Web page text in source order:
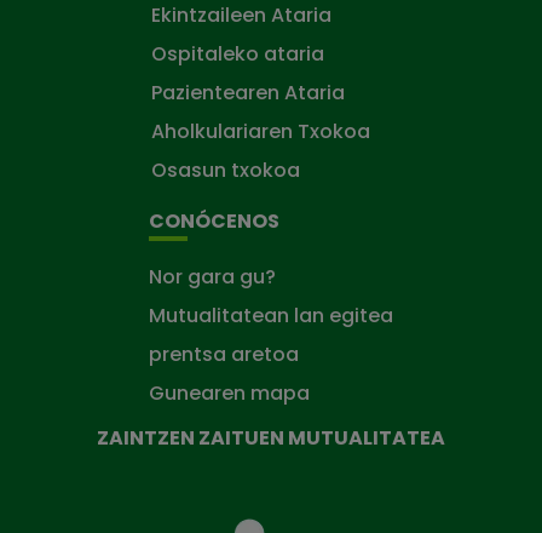
Ekintzaileen Ataria
Ospitaleko ataria
Pazientearen Ataria
Aholkulariaren Txokoa
Osasun txokoa
CONÓCENOS
Nor gara gu?
Mutualitatean lan egitea
prentsa aretoa
Gunearen mapa
ZAINTZEN ZAITUEN MUTUALITATEA